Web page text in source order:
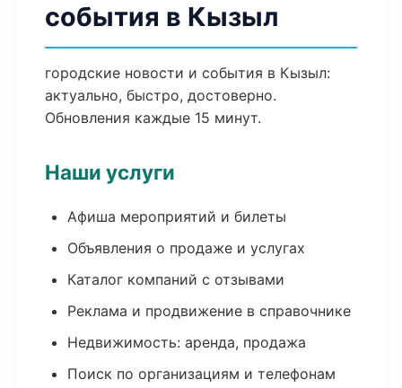
события в Кызыл
городские новости и события в Кызыл:
актуально, быстро, достоверно.
Обновления каждые 15 минут.
Наши услуги
Афиша мероприятий и билеты
Объявления о продаже и услугах
Каталог компаний с отзывами
Реклама и продвижение в справочнике
Недвижимость: аренда, продажа
Поиск по организациям и телефонам